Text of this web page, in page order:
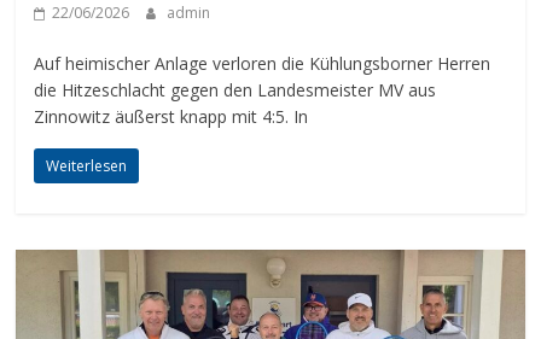
22/06/2026 admin
Auf heimischer Anlage verloren die Kühlungsborner Herren
die Hitzeschlacht gegen den Landesmeister MV aus
Zinnowitz äußerst knapp mit 4:5. In
Weiterlesen